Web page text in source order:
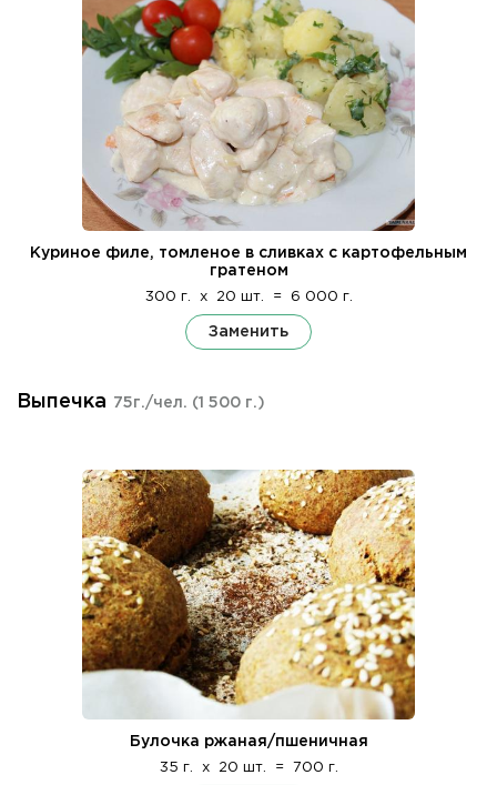
Куриное филе, томленое в сливках с картофельным
гратеном
300 г. x 20 шт. = 6 000 г.
Заменить
Выпечка 75г./чел. (1 500 г.)
Булочка ржаная/пшеничная
35 г. x 20 шт. = 700 г.